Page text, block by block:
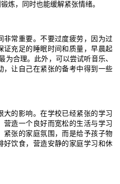
炼，同时也能缓解紧张情绪。
非常重要。不要过度疲劳，因为过
证充足的睡眠时间和质量，早晨起
为合理。此外，可以尝试听音乐、
，让自己在紧张的备考中得到一些
大的影响。在学校已经紧张的学习
营造一个良好而宽松的生活与学习
紧张的家庭氛围，而是给予孩子物
好饮食，营造安静的家庭学习和休